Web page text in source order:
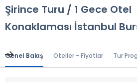
Şirince Turu / 1 Gece Otel
Konaklaması İstanbul
Genel Bakış Oteller - Fiyatlar Tur